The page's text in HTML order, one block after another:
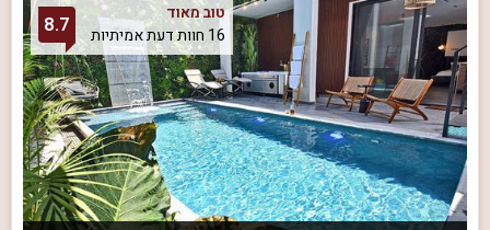
טוב מאוד
16 חוות דעת אמיתיות
8.7